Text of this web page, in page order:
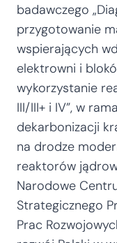
badawczego
przygotowanie
wspierających
elektrowni i
wykorzystanie
III/III+ i IV”, w
dekarbonizacji
na drodze
reaktorów
Narodowe
Strategicznego
Prac